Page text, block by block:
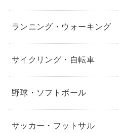
ランニング・ウォーキング
サイクリング・自転車
野球・ソフトボール
サッカー・フットサル